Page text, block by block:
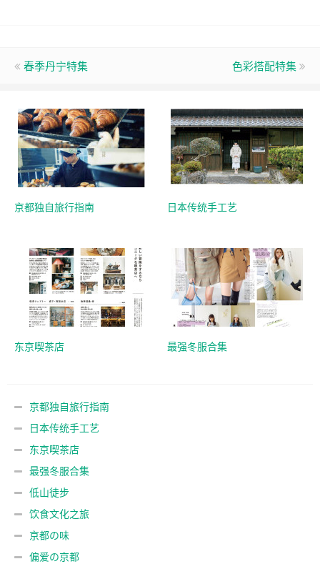
春季丹宁特集 色彩搭配特集
京都独自旅行指南 日本传统手工艺
东京喫茶店 最强冬服合集
京都独自旅行指南
日本传统手工艺
东京喫茶店
最强冬服合集
低山徒步
饮食文化之旅
京都の味
偏爱の京都